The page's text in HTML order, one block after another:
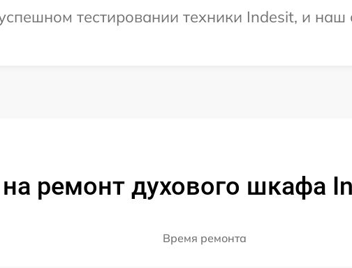
тестировании техники Indesit, и наш
ремонт духового шкафа
Время ремонта